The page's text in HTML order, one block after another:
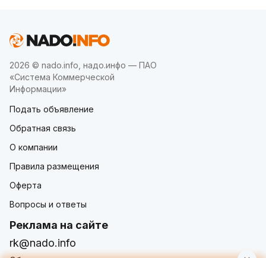
2026 © nado.info, надо.инфо — ПАО
«Система Коммерческой
Информации»
Подать объявление
Обратная связь
О компании
Правила размещения
Оферта
Вопросы и ответы
Реклама на сайте
rk@nado.info